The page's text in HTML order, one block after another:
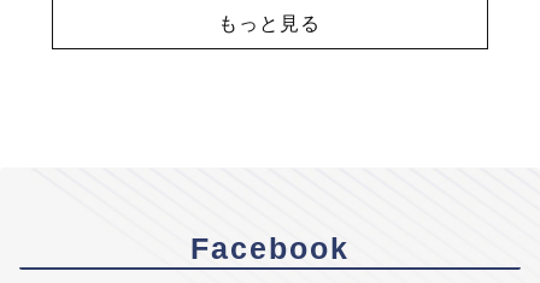
もっと見る
Facebook